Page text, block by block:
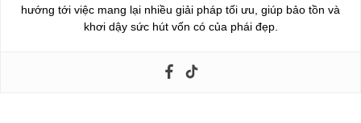
hướng tới việc mang lại nhiều giải pháp tối ưu, giúp bảo tồn và
khơi dậy sức hút vốn có của phái đẹp.